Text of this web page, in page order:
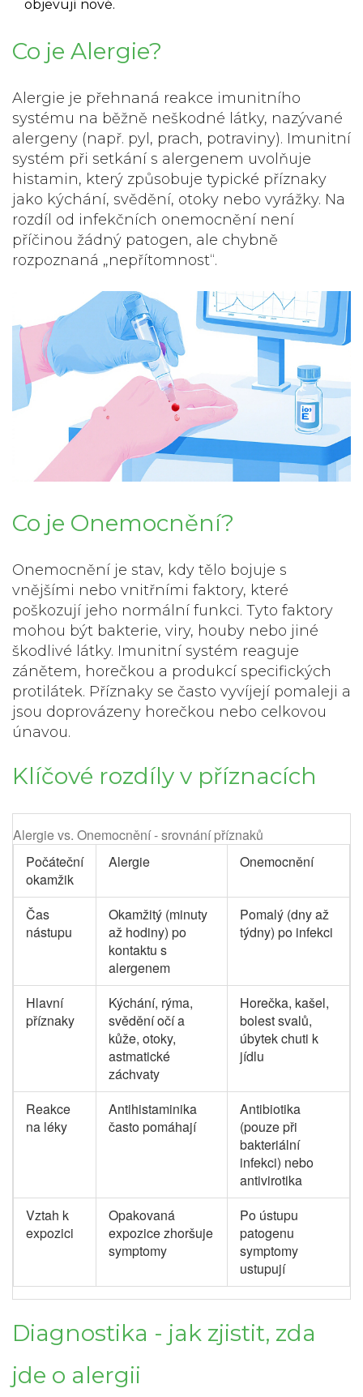
objevují nové.
Co je Alergie?
Alergie je přehnaná reakce imunitního
systému na běžně neškodné látky, nazývané
alergeny (např. pyl, prach, potraviny). Imunitní
systém při setkání s alergenem uvolňuje
histamin, který způsobuje typické příznaky
jako kýchání, svědění, otoky nebo vyrážky. Na
rozdíl od infekčních onemocnění není
příčinou žádný patogen, ale chybně
rozpoznaná „nepřítomnost“.
Co je Onemocnění?
Onemocnění je stav, kdy tělo bojuje s
vnějšími nebo vnitřními faktory, které
poškozují jeho normální funkci. Tyto faktory
mohou být bakterie, viry, houby nebo jiné
škodlivé látky. Imunitní systém reaguje
zánětem, horečkou a produkcí specifických
protilátek. Příznaky se často vyvíjejí pomaleji a
jsou doprovázeny horečkou nebo celkovou
únavou.
Klíčové rozdíly v příznacích
Alergie vs. Onemocnění - srovnání příznaků
Počáteční
okamžik
Alergie Onemocnění
Čas
nástupu
Okamžitý (minuty
až hodiny) po
kontaktu s
alergenem
Pomalý (dny až
týdny) po infekci
Hlavní
příznaky
Kýchání, rýma,
svědění očí a
kůže, otoky,
astmatické
záchvaty
Horečka, kašel,
bolest svalů,
úbytek chuti k
jídlu
Reakce
na léky
Antihistaminika
často pomáhají
Antibiotika
(pouze při
bakteriální
infekci) nebo
antivirotika
Vztah k
expozici
Opakovaná
expozice zhoršuje
symptomy
Po ústupu
patogenu
symptomy
ustupují
Diagnostika - jak zjistit, zda
jde o alergii